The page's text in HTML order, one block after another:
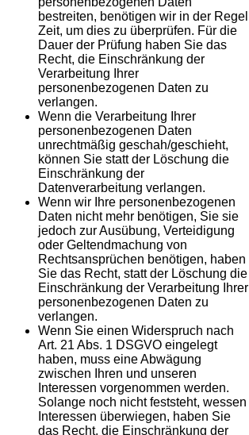
bestreiten, benötigen wir in der Regel
Zeit, um dies zu überprüfen. Für die
Dauer der Prüfung haben Sie das
Recht, die Einschränkung der
Verarbeitung Ihrer
personenbezogenen Daten zu
verlangen.
Wenn die Verarbeitung Ihrer
personenbezogenen Daten
unrechtmäßig geschah/geschieht,
können Sie statt der Löschung die
Einschränkung der
Datenverarbeitung verlangen.
Wenn wir Ihre personenbezogenen
Daten nicht mehr benötigen, Sie sie
jedoch zur Ausübung, Verteidigung
oder Geltendmachung von
Rechtsansprüchen benötigen, haben
Sie das Recht, statt der Löschung die
Einschränkung der Verarbeitung Ihrer
personenbezogenen Daten zu
verlangen.
Wenn Sie einen Widerspruch nach
Art. 21 Abs. 1 DSGVO eingelegt
haben, muss eine Abwägung
zwischen Ihren und unseren
Interessen vorgenommen werden.
Solange noch nicht feststeht, wessen
Interessen überwiegen, haben Sie
das Recht, die Einschränkung der